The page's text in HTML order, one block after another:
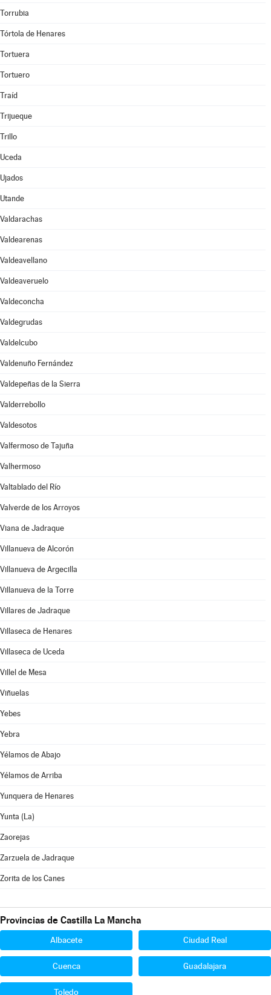
Torrubia
Tórtola de Henares
Tortuera
Tortuero
Traíd
Trijueque
Trillo
Uceda
Ujados
Utande
Valdarachas
Valdearenas
Valdeavellano
Valdeaveruelo
Valdeconcha
Valdegrudas
Valdelcubo
Valdenuño Fernández
Valdepeñas de la Sierra
Valderrebollo
Valdesotos
Valfermoso de Tajuña
Valhermoso
Valtablado del Río
Valverde de los Arroyos
Viana de Jadraque
Villanueva de Alcorón
Villanueva de Argecilla
Villanueva de la Torre
Villares de Jadraque
Villaseca de Henares
Villaseca de Uceda
Villel de Mesa
Viñuelas
Yebes
Yebra
Yélamos de Abajo
Yélamos de Arriba
Yunquera de Henares
Yunta (La)
Zaorejas
Zarzuela de Jadraque
Zorita de los Canes
Provincias de Castilla La Mancha
Albacete Ciudad Real
Cuenca Guadalajara
Toledo